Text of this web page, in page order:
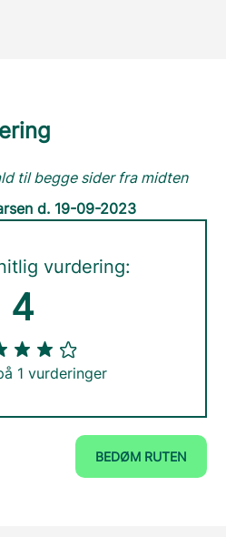
til begge sider fra midten
d. 19-09-2023
vurdering:
4
1 vurderinger
BEDØM RUTEN